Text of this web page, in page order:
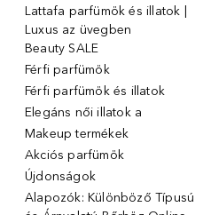
Lattafa parfümök és illatok |
Luxus az üvegben
Beauty SALE
Férfi parfümök
Férfi parfümök és illatok
Elegáns női illatok ️a
Makeup termékek
Akciós parfümök
Újdonságok
Alapozók: Különböző Típusú